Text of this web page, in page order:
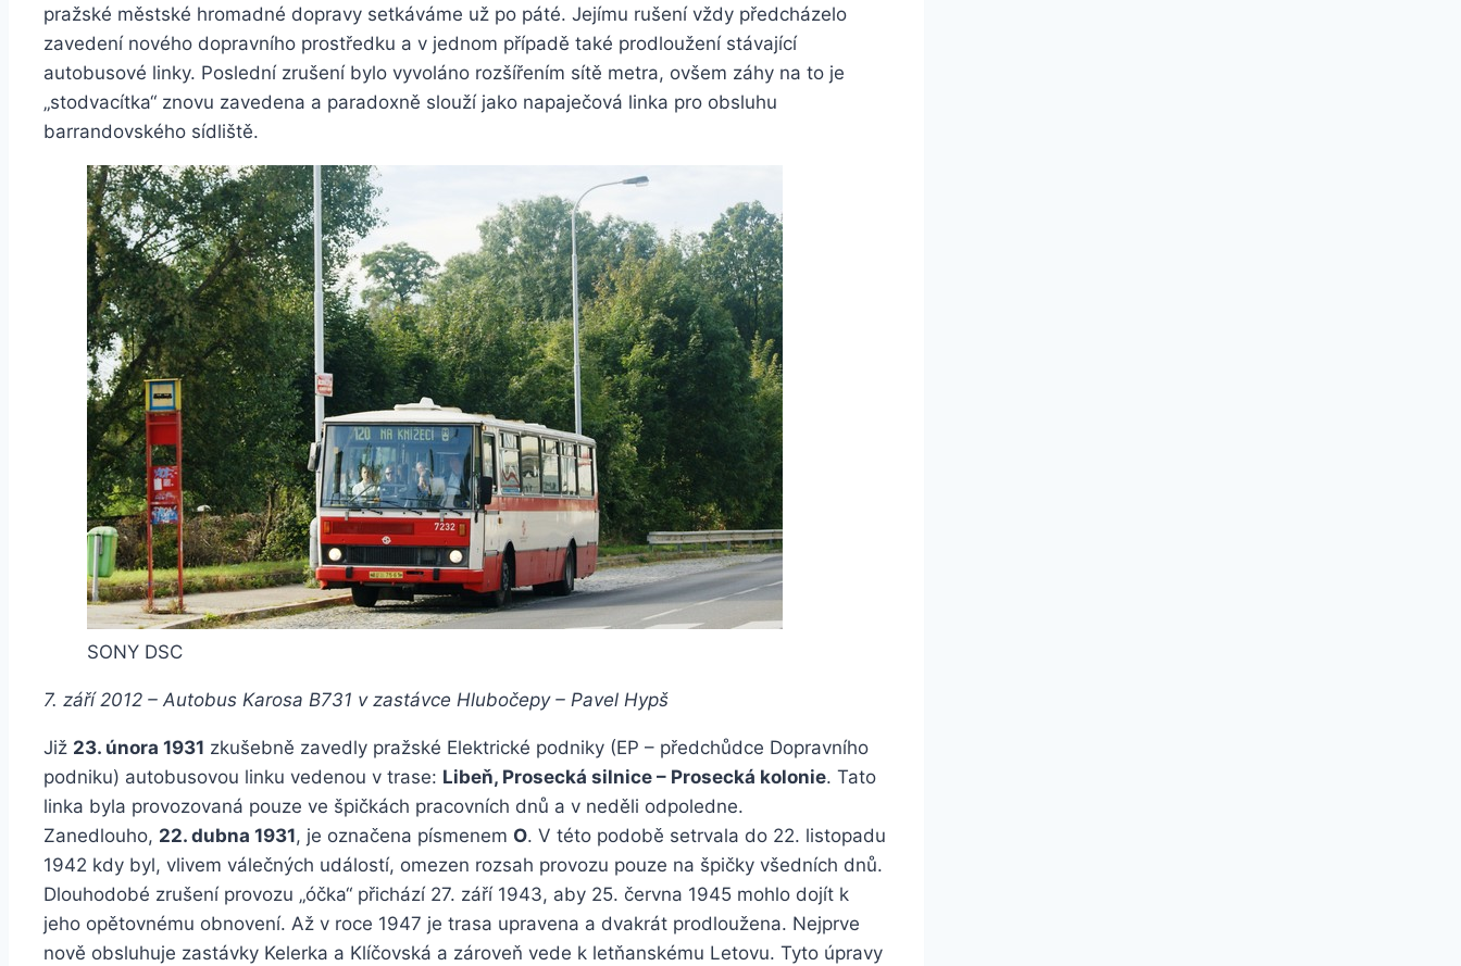
pražské městské hromadné dopravy setkáváme už po páté. Jejímu rušení vždy předcházelo
zavedení nového dopravního prostředku a v jednom případě také prodloužení stávající
autobusové linky. Poslední zrušení bylo vyvoláno rozšířením sítě metra, ovšem záhy na to je
„stodvacítka“ znovu zavedena a paradoxně slouží jako napaječová linka pro obsluhu
barrandovského sídliště.
SONY DSC
7. září 2012 – Autobus Karosa B731 v zastávce Hlubočepy – Pavel Hypš
Již 23. února 1931 zkušebně zavedly pražské Elektrické podniky (EP – předchůdce Dopravního
podniku) autobusovou linku vedenou v trase: Libeň, Prosecká silnice – Prosecká kolonie. Tato
linka byla provozovaná pouze ve špičkách pracovních dnů a v neděli odpoledne.
Zanedlouho, 22. dubna 1931, je označena písmenem O. V této podobě setrvala do 22. listopadu
1942 kdy byl, vlivem válečných událostí, omezen rozsah provozu pouze na špičky všedních dnů.
Dlouhodobé zrušení provozu „óčka“ přichází 27. září 1943, aby 25. června 1945 mohlo dojít k
jeho opětovnému obnovení. Až v roce 1947 je trasa upravena a dvakrát prodloužena. Nejprve
nově obsluhuje zastávky Kelerka a Klíčovská a zároveň vede k letňanskému Letovu. Tyto úpravy